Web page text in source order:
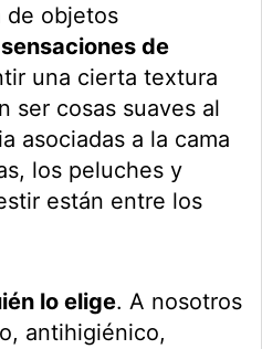
de objetos
de
una cierta textura
ser cosas suaves al
asociadas a la cama
los peluches y
están entre los
lo elige. A nosotros
antihigiénico,